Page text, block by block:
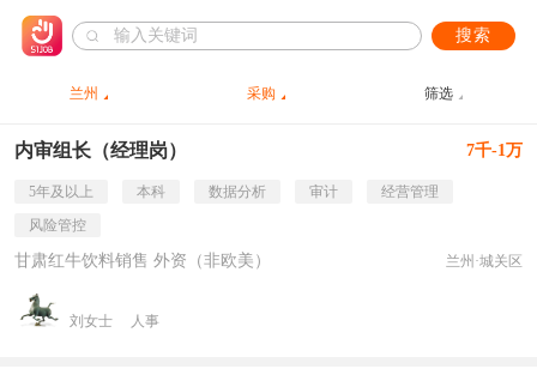
搜索
兰州 采购 筛选
内审组长（经理岗） 7千-1万
5年及以上 本科 数据分析 审计
经营管理
风险管控
甘肃红牛饮料销售 外资（非欧美） 兰州·城关区
刘女士 人事